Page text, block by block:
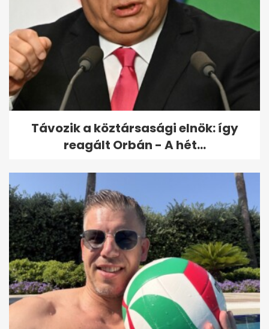
Az esztergomi Suzuki gyárban
leáll a termelés egy hétre
Távozik a köztársasági elnök: így
reagált Orbán - A hét...